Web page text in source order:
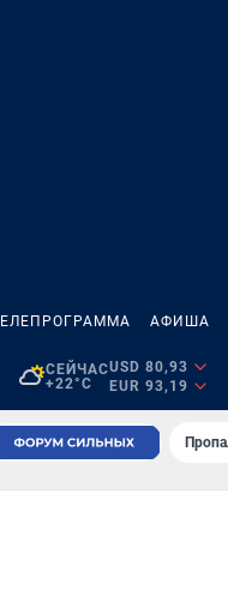
АФИША
СЕЙЧАС
+22°C
USD 80,93
EUR 93,19